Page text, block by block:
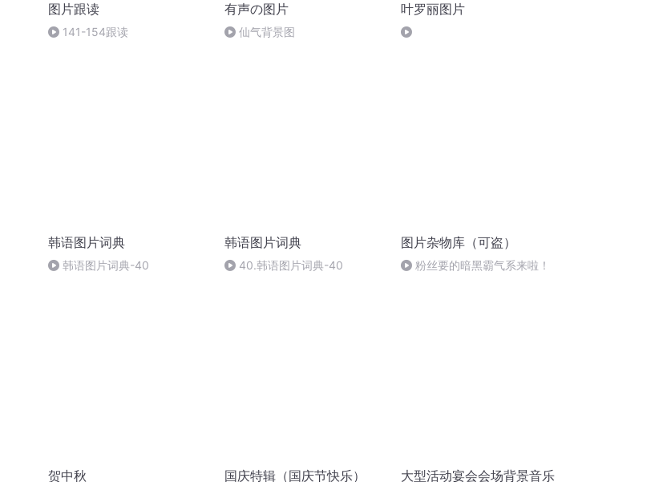
图片跟读
141-154跟读
有声の图片
仙气背景图
叶罗丽图片
韩语图片词典
韩语图片词典-40
韩语图片词典
40.韩语图片词典-40
图片杂物库（可盗）
粉丝要的暗黑霸气系来啦！
贺中秋 国庆特辑（国庆节快乐）
大型活动宴会会场背景音乐